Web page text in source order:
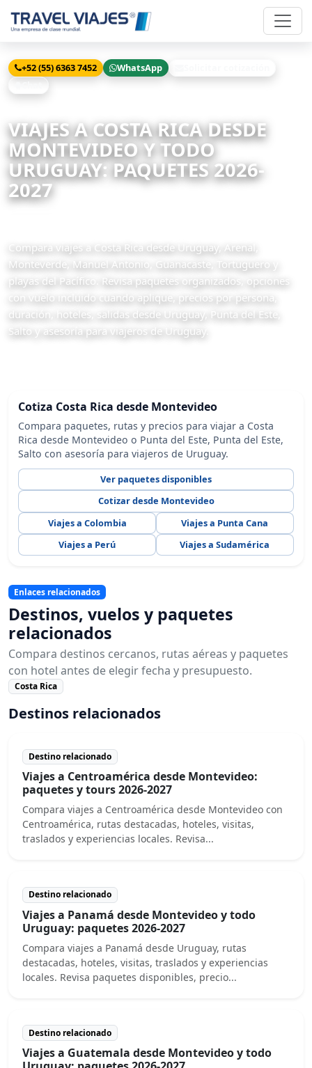
+52 (55) 6363 7452 WhatsApp
VIAJES A COSTA RICA DESDE
MONTEVIDEO Y TODO
URUGUAY: PAQUETES 2026-
2027
Compara viajes a Costa Rica desde Uruguay, Arenal,
Monteverde, Manuel Antonio, Guanacaste, Tortuguero y
playas del Pacífico. Revisa paquetes organizados, opciones
con vuelo incluido cuando aplique, precios por persona,
duración, hoteles, salidas desde Uruguay, Punta del Este,
Salto y asesoría para viajeros de Uruguay.
Cotiza Costa Rica desde Montevideo
Compara paquetes, rutas y precios para viajar a Costa
Rica desde Montevideo o Punta del Este, Punta del Este,
Salto con asesoría para viajeros de Uruguay.
Ver paquetes disponibles
Cotizar desde Montevideo
Viajes a Colombia
Viajes a Punta Cana
Viajes a Perú
Viajes a Sudamérica
Enlaces relacionados
Destinos, vuelos y paquetes
relacionados
Compara destinos cercanos, rutas aéreas y paquetes
con hotel antes de elegir fecha y presupuesto.
Costa Rica
Destinos relacionados
Destino relacionado
Viajes a Centroamérica desde Montevideo:
paquetes y tours 2026-2027
Compara viajes a Centroamérica desde Montevideo con
Centroamérica, rutas destacadas, hoteles, visitas,
traslados y experiencias locales. Revisa...
Destino relacionado
Viajes a Panamá desde Montevideo y todo
Uruguay: paquetes 2026-2027
Compara viajes a Panamá desde Uruguay, rutas
destacadas, hoteles, visitas, traslados y experiencias
locales. Revisa paquetes disponibles, precio...
Destino relacionado
Viajes a Guatemala desde Montevideo y todo